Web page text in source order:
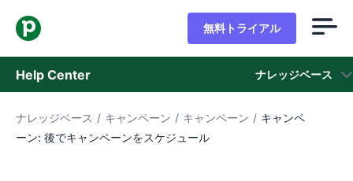
無料トライアル
Help Center ナレッジベース
ナレッジベース
ナレッジベース / キャンペーン / キャンペーン / キャンペ
ーン: 後でキャンペーンをスケジュール